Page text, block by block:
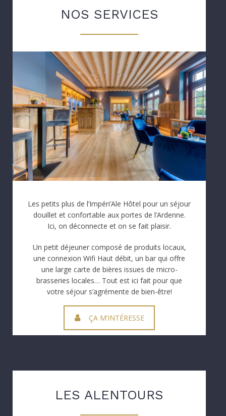
NOS SERVICES
Les petits plus de l’Impéri’Ale Hôtel pour un séjour
douillet et confortable aux portes de l’Ardenne.
Ici, on déconnecte et on se fait plaisir.
Un petit déjeuner composé de produits locaux,
une connexion Wifi Haut débit, un bar qui offre
une large carte de bières issues de micro-
brasseries locales… Tout est ici fait pour que
votre séjour s’agrémente de bien-être!
ÇA M’INTÉRESSE
LES ALENTOURS